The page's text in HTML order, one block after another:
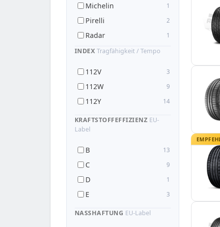
Michelin 1
Pirelli 2
Radar 1
Sailun
INDEX Tragfähigkeit / Tempo
112V 3
112W 9
112Y 14
KRAFTSTOFFEFFIZIENZ EU-
Label
B 13
C 9
D 1
E 3
NASSHAFTUNG EU-Label